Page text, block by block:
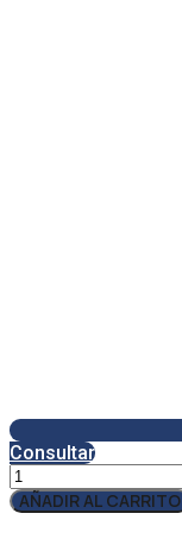
Consultar
Servicio
Técnico
SAT185
AÑADIR AL CARRITO